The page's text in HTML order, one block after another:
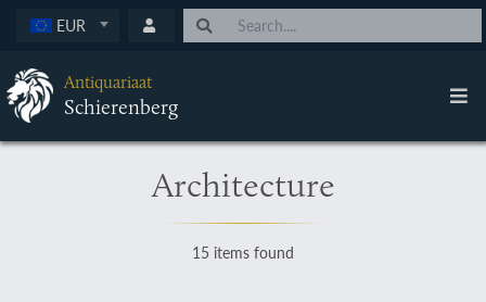
EUR
Antiquariaat
Schierenberg
Architecture
15 items found